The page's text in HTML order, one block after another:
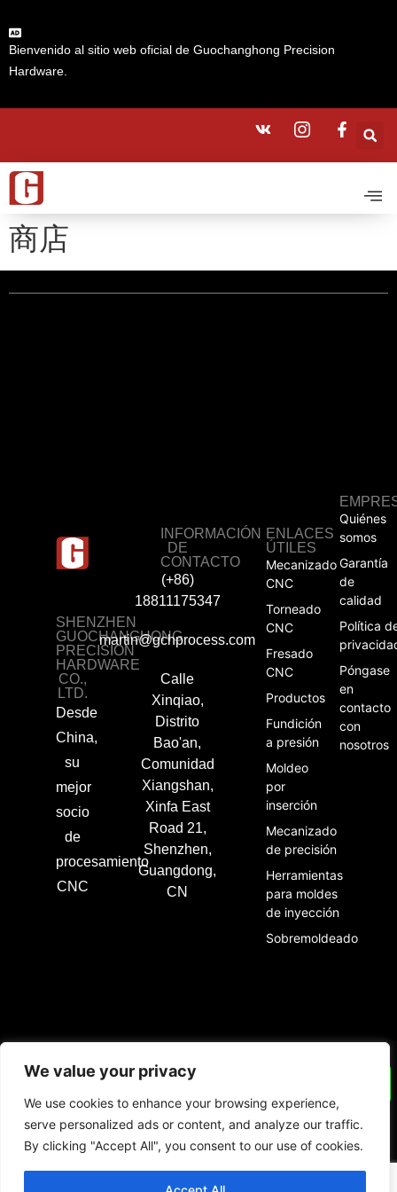
We value your privacy
We use cookies to enhance your browsing experience,
serve personalized ads or content, and analyze our traffic.
By clicking "Accept All", you consent to our use of cookies.
Bienvenido al sitio web oficial de Guochanghong Precision
Hardware.
商店
SHENZHEN
GUOCHANGHONG
PRECISION
HARDWARE
CO.,
LTD.
Desde
China,
su
mejor
socio
de
procesamiento
CNC
INFORMACIÓN
DE
CONTACTO
(+86)
18811175347
martin@gchprocess.com
Calle
Xinqiao,
Distrito
Bao'an,
Comunidad
Xiangshan,
Xinfa East
Road 21,
Shenzhen,
Guangdong,
CN
ENLACES
ÚTILES
Mecanizado
CNC
Torneado
CNC
Fresado
CNC
Productos
Fundición
a presión
Moldeo
por
inserción
Mecanizado
de precisión
Herramientas
para moldes
de inyección
Sobremoldeado
Quiénes
somos
Garantía
de
calidad
Política
Póngase
en
contacto
con
nosotros
Mecanizado CNC Torneado CNC
Mecanizado de precisión
Blogs
Quiénes somos
Póngase en contacto con
Ltd.todos los derechos reservados